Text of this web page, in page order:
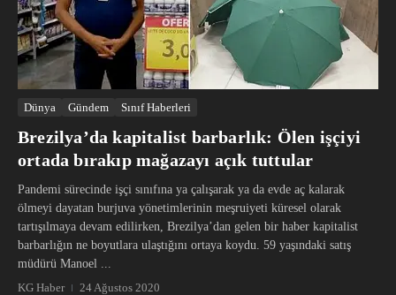
Dünya Gündem Sınıf Haberleri
Brezilya’da kapitalist barbarlık: Ölen işçiyi
ortada bırakıp mağazayı açık tuttular
Pandemi sürecinde işçi sınıfına ya çalışarak ya da evde aç kalarak
ölmeyi dayatan burjuva yönetimlerinin meşruiyeti küresel olarak
tartışılmaya devam edilirken, Brezilya’dan gelen bir haber kapitalist
barbarlığın ne boyutlara ulaştığını ortaya koydu. 59 yaşındaki satış
müdürü Manoel ...
KG Haber
24 Ağustos 2020